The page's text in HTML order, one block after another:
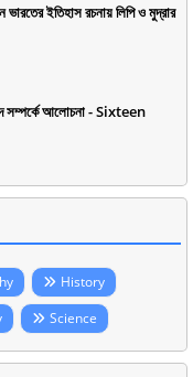
ভারতের ইতিহাস রচনায় লিপি ও মুদ্রার
সম্পর্কে আলোচনা - Sixteen
History
Science